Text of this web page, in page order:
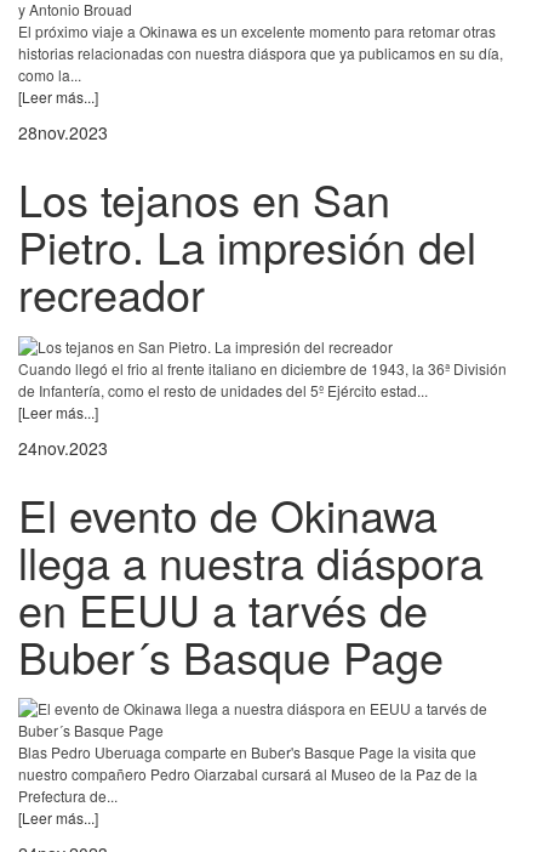
El próximo viaje a Okinawa es un excelente momento para retomar otras
historias relacionadas con nuestra diáspora que ya publicamos en su día,
como la...
[Leer más...]
28nov.2023
Los tejanos en San
Pietro. La impresión del
recreador
Cuando llegó el frio al frente italiano en diciembre de 1943, la 36ª División
de Infantería, como el resto de unidades del 5º Ejército estad...
[Leer más...]
24nov.2023
El evento de Okinawa
llega a nuestra diáspora
en EEUU a tarvés de
Buber´s Basque Page
Blas Pedro Uberuaga comparte en Buber's Basque Page la visita que
nuestro compañero Pedro Oiarzabal cursará al Museo de la Paz de la
Prefectura de...
[Leer más...]